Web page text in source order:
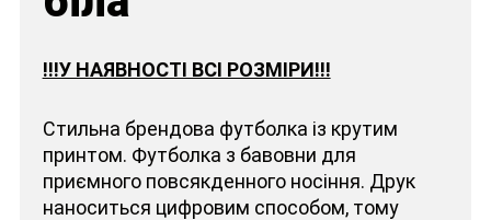
!!!У НАЯВНОСТІ ВСІ РОЗМІРИ!!!
Стильна брендова футболка із крутим
принтом. Футболка з бавовни для
приємного повсякденного носіння. Друк
наноситься цифровим способом, тому